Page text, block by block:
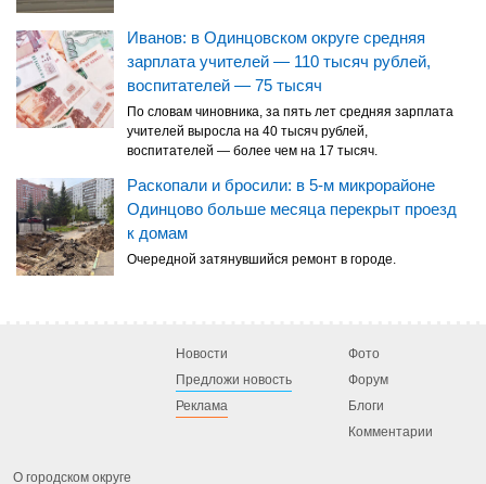
Иванов: в Одинцовском округе средняя
зарплата учителей — 110 тысяч рублей,
воспитателей — 75 тысяч
По словам чиновника, за пять лет средняя зарплата
учителей выросла на 40 тысяч рублей,
воспитателей — более чем на 17 тысяч.
Раскопали и бросили: в 5-м микрорайоне
Одинцово больше месяца перекрыт проезд
к домам
Очередной затянувшийся ремонт в городе.
Новости
Предложи новость
Реклама
Фото
Форум
Блоги
Комментарии
О городском округе